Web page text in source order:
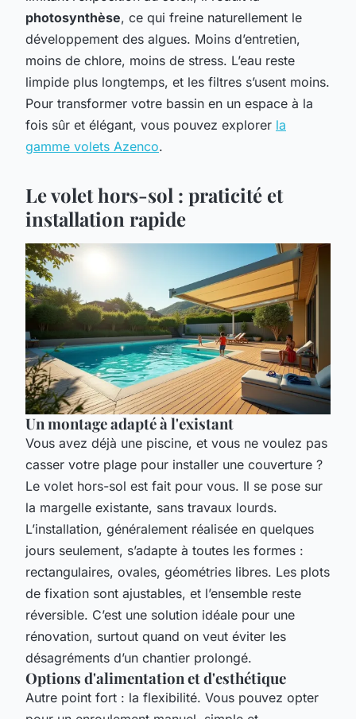
photosynthèse, ce qui freine naturellement le
développement des algues. Moins d’entretien,
moins de chlore, moins de stress. L’eau reste
limpide plus longtemps, et les filtres s’usent moins.
Pour transformer votre bassin en un espace à la
fois sûr et élégant, vous pouvez explorer la
gamme volets Azenco.
Le volet hors-sol : praticité et
installation rapide
Un montage adapté à l'existant
Vous avez déjà une piscine, et vous ne voulez pas
casser votre plage pour installer une couverture ?
Le volet hors-sol est fait pour vous. Il se pose sur
la margelle existante, sans travaux lourds.
L’installation, généralement réalisée en quelques
jours seulement, s’adapte à toutes les formes :
rectangulaires, ovales, géométries libres. Les plots
de fixation sont ajustables, et l’ensemble reste
réversible. C’est une solution idéale pour une
rénovation, surtout quand on veut éviter les
désagréments d’un chantier prolongé.
Options d'alimentation et d'esthétique
Autre point fort : la flexibilité. Vous pouvez opter